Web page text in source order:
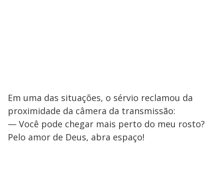
Em uma das situações, o sérvio reclamou da
proximidade da câmera da transmissão:
— Você pode chegar mais perto do meu rosto?
Pelo amor de Deus, abra espaço!